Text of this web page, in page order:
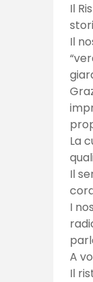
Il
Il
La
Il
I
A
Il